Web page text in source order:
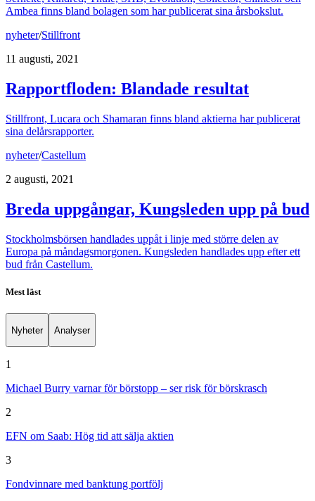
Ambea finns bland bolagen som har publicerat sina årsbokslut.
nyheter/Stillfront
11 augusti, 2021
Rapportfloden: Blandade resultat
Stillfront, Lucara och Shamaran finns bland aktierna har publicerat
sina delårsrapporter.
nyheter/Castellum
2 augusti, 2021
Breda uppgångar, Kungsleden upp på bud
Stockholmsbörsen handlades uppåt i linje med större delen av
Europa på måndagsmorgonen. Kungsleden handlades upp efter ett
bud från Castellum.
Mest läst
Nyheter Analyser
1
Michael Burry varnar för börstopp – ser risk för börskrasch
2
EFN om Saab: Hög tid att sälja aktien
3
Fondvinnare med banktung portfölj